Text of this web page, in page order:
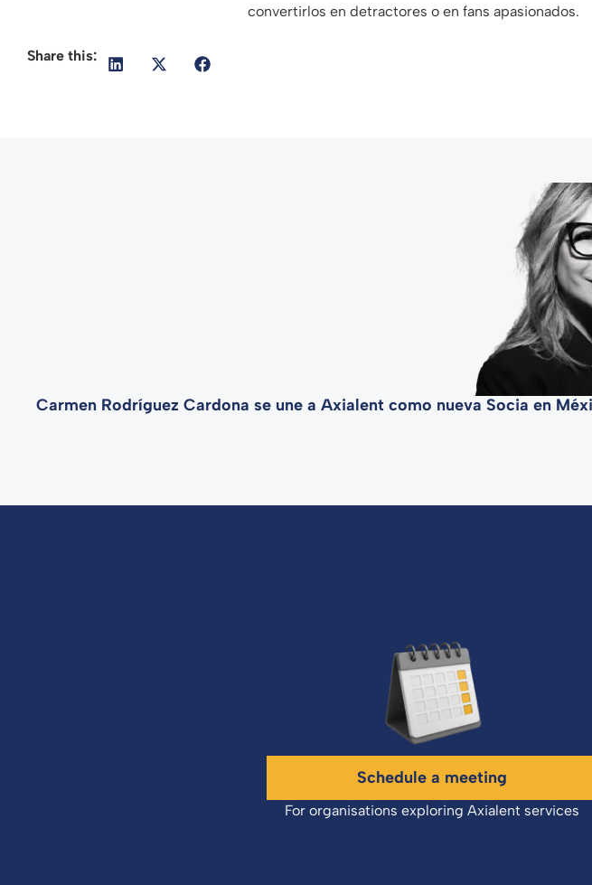
convertirlos en detractores o en fans apasionados.
Share this:
Carmen Rodríguez Cardona se une a Axialent como nueva Socia en
Schedule a meeting
For organisations exploring Axialent services